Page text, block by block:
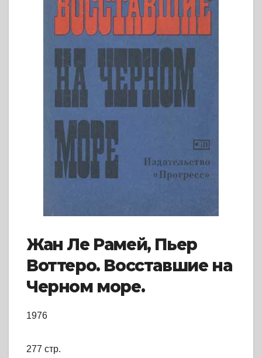
Жан Ле Рамей, Пьер
Воттеро. Восставшие на
Черном море.
1976
277 стр.